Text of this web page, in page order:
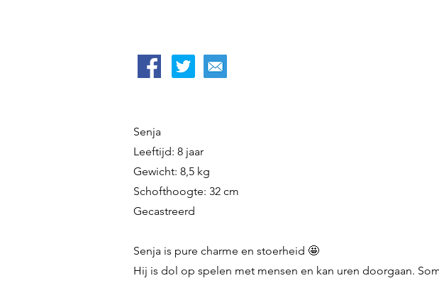
Senja
Leeftijd: 8 jaar
Gewicht: 8,5 kg
Schofthoogte: 32 cm
Gecastreerd
Senja is pure charme en stoerheid 🤩
Hij is dol op spelen met mensen en kan uren doorgaan.